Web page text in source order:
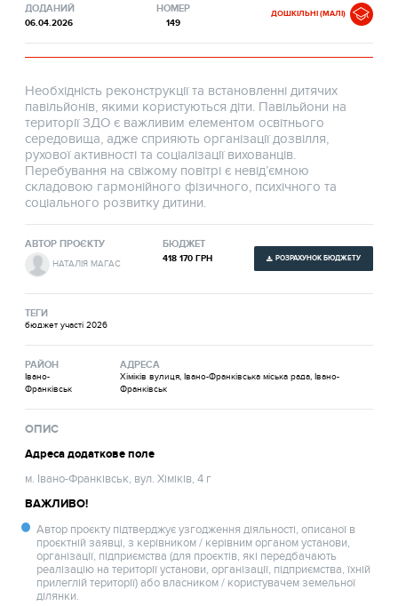
ДОДАНИЙ
06.04.2026
НОМЕР
149
ДОШКІЛЬНІ (МАЛІ)
Необхідність реконструкції та встановленні дитячих
павільйонів, якими користуються діти. Павільйони на
території ЗДО є важливим елементом освітнього
середовища, адже сприяють організації дозвілля,
рухової активності та соціалізації вихованців.
Перебування на свіжому повітрі є невід’ємною
складовою гармонійного фізичного, психічного та
соціального розвитку дитини.
АВТОР ПРОЄКТУ
НАТАЛІЯ МАГАС
БЮДЖЕТ
418 170 ГРН РОЗРАХУНОК БЮДЖЕТУ
ТЕГИ
бюджет участі 2026
РАЙОН
Івано-
Франківськ
АДРЕСА
Хіміків вулиця, Івано-Франківська міська рада, Івано-
Франківськ
ОПИС
Адреса додаткове поле
м. Івано-Франківськ, вул. Хіміків, 4 г
ВАЖЛИВО!
Автор проєкту підтверджує узгодження діяльності, описаної в
проєктній заявці, з керівником / керівним органом установи,
організації, підприємства (для проєктів, які передбачають
реалізацію на території установи, організації, підприємства, їхній
прилеглій території) або власником / користувачем земельної
ділянки.